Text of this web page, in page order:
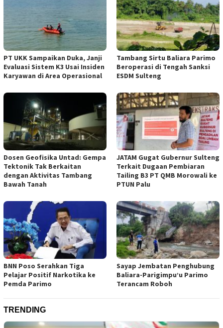
PT UKK Sampaikan Duka, Janji
Evaluasi Sistem K3 Usai Insiden
Karyawan di Area Operasional
Tambang Sirtu Baliara Parimo
Beroperasi di Tengah Sanksi
ESDM Sulteng
Dosen Geofisika Untad: Gempa
Tektonik Tak Berkaitan
dengan Aktivitas Tambang
Bawah Tanah
JATAM Gugat Gubernur Sulteng
Terkait Dugaan Pembiaran
Tailing B3 PT QMB Morowali ke
PTUN Palu
BNN Poso Serahkan Tiga
Pelajar Positif Narkotika ke
Pemda Parimo
Sayap Jembatan Penghubung
Baliara-Parigimpu’u Parimo
Terancam Roboh
TRENDING